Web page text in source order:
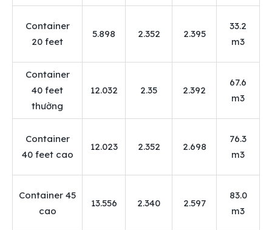
Container
20 feet
5.898 2.352 2.395
33.2
m3
Container
40 feet
thường
12.032 2.35 2.392
67.6
m3
Container
40 feet cao
12.023 2.352 2.698
76.3
m3
Container 45
cao
13.556 2.340 2.597
83.0
m3